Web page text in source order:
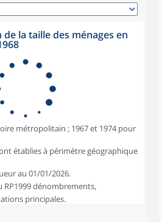
de la taille des ménages en
métropolitain ; 1967 et 1974 pour
établies à périmètre géographique
au 01/01/2026.
RP1999 dénombrements,
principales.